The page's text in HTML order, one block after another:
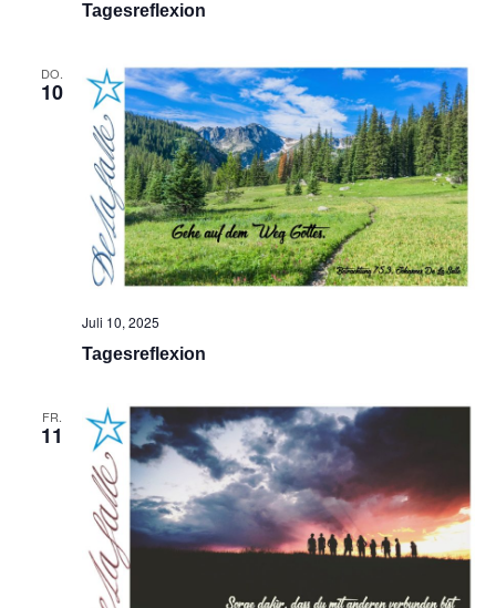
Tagesreflexion
DO.
10
Tagesreflexion
Juli 10, 2025
FR.
11